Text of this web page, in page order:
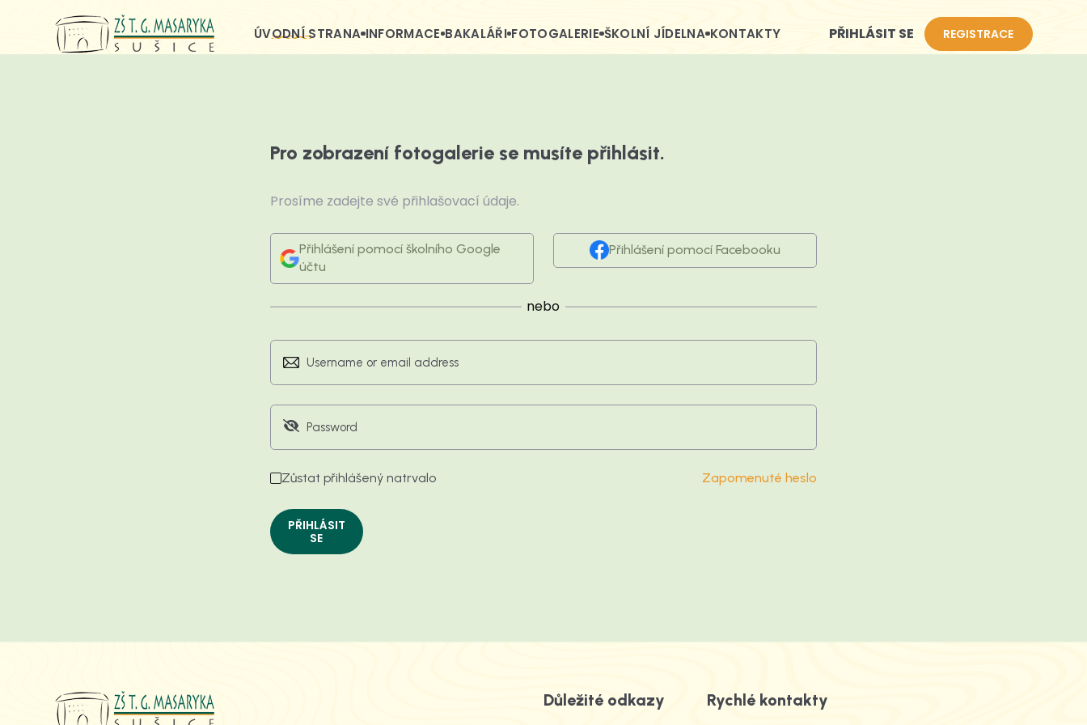
ÚVODNÍ STRANA INFORMACE BAKALÁŘI FOTOGALERIE ŠKOLNÍ JÍDELNA KONTAKTY PŘIHLÁSIT SE REGISTRACE
Pro zobrazení fotogalerie se musíte přihlásit.
Prosíme zadejte své přihlašovací údaje.
Přihlášení pomocí školního Google
účtu
Přihlášení pomocí Facebooku
nebo
Zůstat přihlášený natrvalo Zapomenuté heslo
PŘIHLÁSIT
SE
Důležité odkazy Rychlé kontakty